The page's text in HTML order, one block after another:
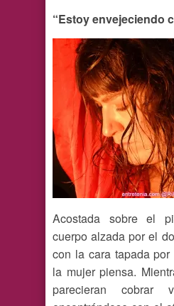
“Estoy envejeciendo
Acostada sobre el
cuerpo alzada por el
con la cara tapada
la mujer piensa.
parecieran cobrar